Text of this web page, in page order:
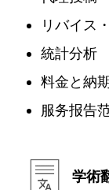
リバイス
統計分析
料金と納
服务报告
学術